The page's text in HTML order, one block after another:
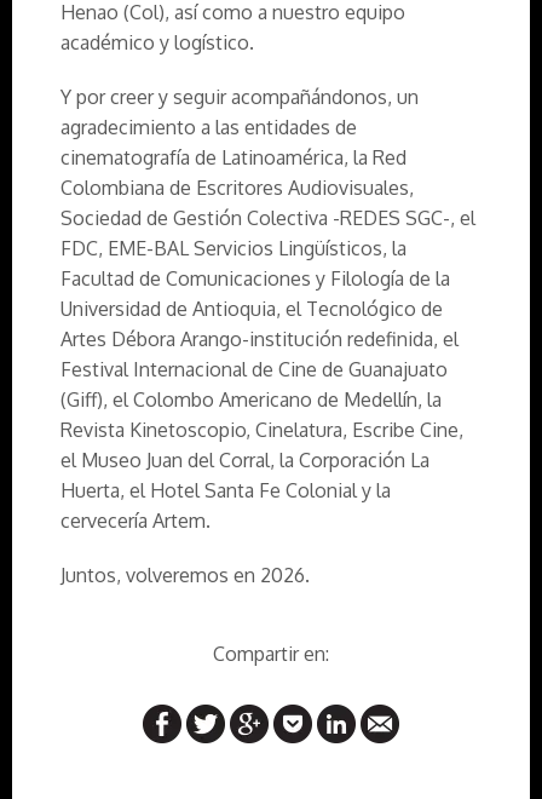
Henao (Col), así como a nuestro equipo
académico y logístico.
Y por creer y seguir acompañándonos, un
agradecimiento a las entidades de
cinematografía de Latinoamérica, la Red
Colombiana de Escritores Audiovisuales,
Sociedad de Gestión Colectiva -REDES SGC-, el
FDC, EME-BAL Servicios Lingüísticos, la
Facultad de Comunicaciones y Filología de la
Universidad de Antioquia, el Tecnológico de
Artes Débora Arango-institución redefinida, el
Festival Internacional de Cine de Guanajuato
(Giff), el Colombo Americano de Medellín, la
Revista Kinetoscopio, Cinelatura, Escribe Cine,
el Museo Juan del Corral, la Corporación La
Huerta, el Hotel Santa Fe Colonial y la
cervecería Artem.
Juntos, volveremos en 2026.
Compartir en: